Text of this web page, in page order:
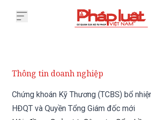
Thông tin doanh nghiệp